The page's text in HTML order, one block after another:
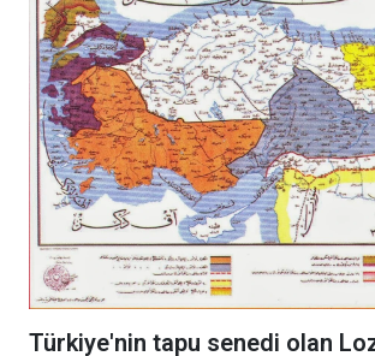
Türkiye'nin tapu senedi olan